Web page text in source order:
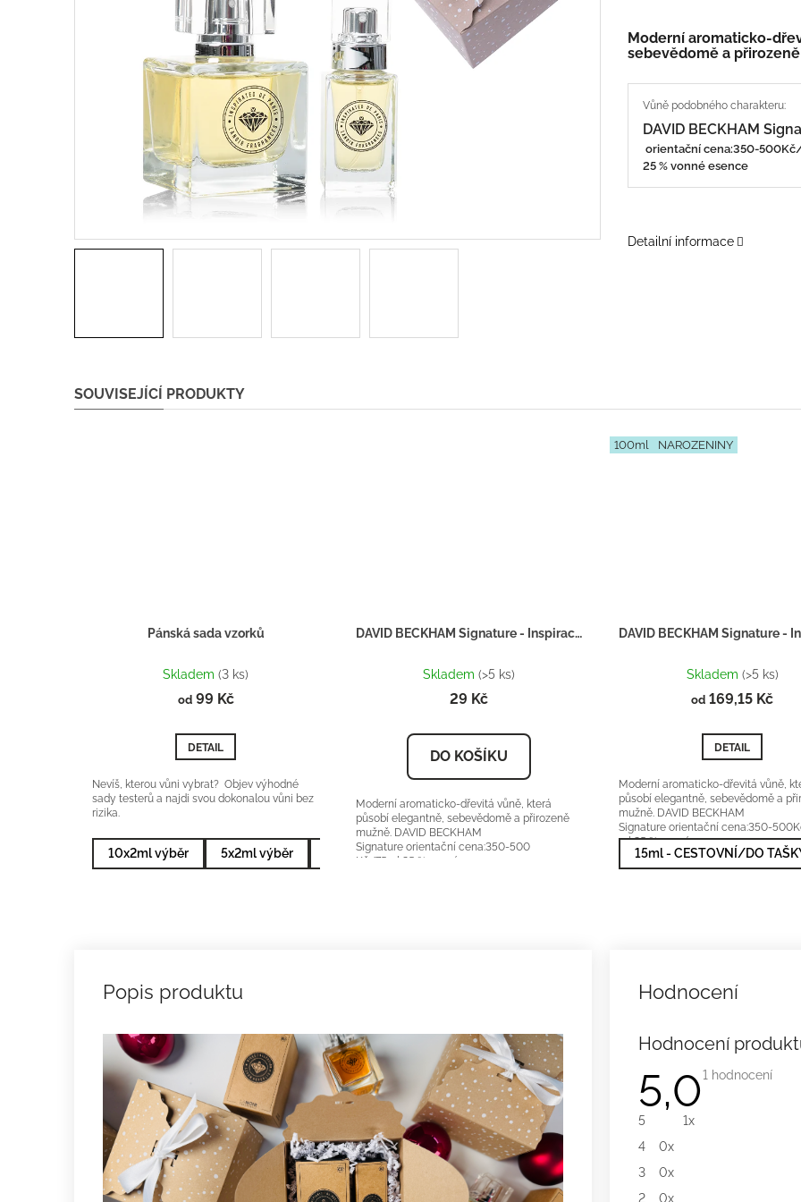
Moderní aromaticko-
sebevědomě a
DAVID BECKHAM
orientační cena:350-
25 % vonné esence
Detailní informace
SOUVISEJÍCÍ PRODUKTY
Pánská sada vzorků
hodnocení
je
z
5
Skladem(3 ks)
od99 Kč
DETAIL
Nevíš, kterou vůni vybrat? Objev výhodné
sady testerů a najdi svou dokonalou vůni bez
rizika.
10x2ml výběr 5x2ml výběr 10x2ml nejprodávanější 5x2ml nejprodávanější
DAVID BECKHAM Signature - Inspirace H123 - tester 2ml
hodnocení
je
5
hvězdiček.
Skladem(>5 ks)
29 Kč
DO KOŠÍKU
Moderní aromaticko-dřevitá vůně, která
působí elegantně, sebevědomě a přirozeně
mužně. DAVID BECKHAM
Signature orientační cena:350-500
Kč/75ml 25 % vonné esence...
100ml NAROZENINY
hodnocení
je
z
5
Skladem (>5 ks)
od 169,15 Kč
DETAIL
Moderní aromaticko-dřevitá vůně,
působí elegantně, sebevědomě a
mužně. DAVID BECKHAM
Signature orientační cena:350-
ml 25 % vonné esence...
15ml - CESTOVNÍ/DO
Hodnocení
5,0Průměrné
1 hodnocení
5
1x
4
0x
3
0x
2
0x